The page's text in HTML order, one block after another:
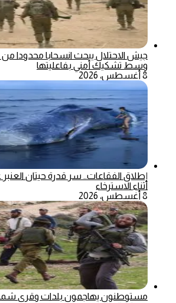
جيش الاحتلال يبحث انسحابا محدودا
وسط تشكيك أمني بفاعليتها
8 أغسطس، 2026
إطلاق الفقاعات.. سر قدرة حيتان
أثناء الاسترخاء
8 أغسطس، 2026
مستوطنون يهاجمون بلدات وقرى